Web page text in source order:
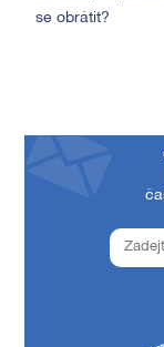
se obrátit?